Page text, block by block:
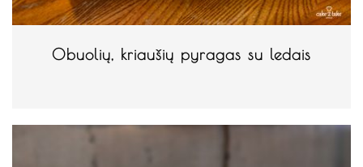
Obuolių, kriaušių pyragas su ledais